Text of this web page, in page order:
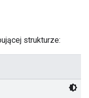
strukturze: